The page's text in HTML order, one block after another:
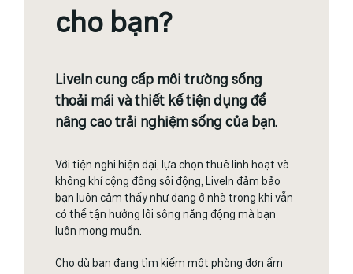
cho bạn?
LiveIn cung cấp môi trường sống
thoải mái và thiết kế tiện dụng để
nâng cao trải nghiệm sống của bạn.
Với tiện nghi hiện đại, lựa chọn thuê linh hoạt và
không khí cộng đồng sôi động, LiveIn đảm bảo
bạn luôn cảm thấy như đang ở nhà trong khi vẫn
có thể tận hưởng lối sống năng động mà bạn
luôn mong muốn.
Cho dù bạn đang tìm kiếm một phòng đơn ấm